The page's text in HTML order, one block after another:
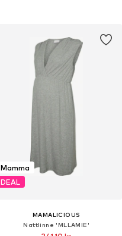
Mamma
DEAL
MAMALICIOUS
Nattlinne 'MLLAMIE'